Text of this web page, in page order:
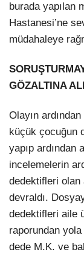
burada yapılan
Hastanesi’ne
müdahaleye
GÖZALTINA
Olayın
küçük çocuğun
yapıp ardından
incelemelerin
dedektifleri olan
devraldı.
dedektifleri aile
raporundan
dede M.K. ve